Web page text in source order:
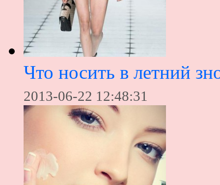
Что носить в летний
2013-06-22 12:48:31